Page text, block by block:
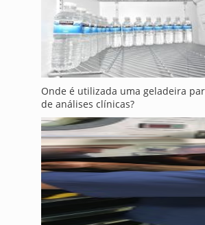
Onde é utilizada uma geladeira
de análises clínicas?